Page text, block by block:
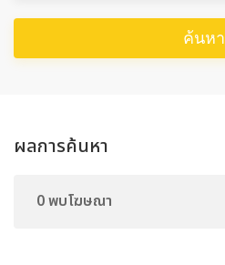
ค้นหา
ผลการค้นหา
0 พบโฆษณา